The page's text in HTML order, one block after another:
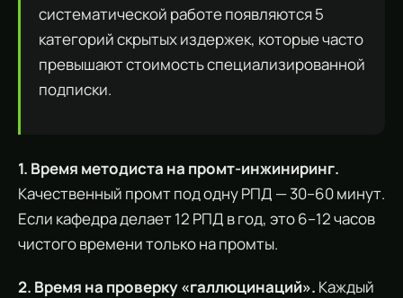
систематической работе появляются 5
категорий скрытых издержек, которые часто
превышают стоимость специализированной
подписки.
1. Время методиста на промт-инжиниринг.
Качественный промт под одну РПД — 30–60 минут.
Если кафедра делает 12 РПД в год, это 6–12 часов
чистого времени только на промты.
2. Время на проверку «галлюцинаций». Каждый